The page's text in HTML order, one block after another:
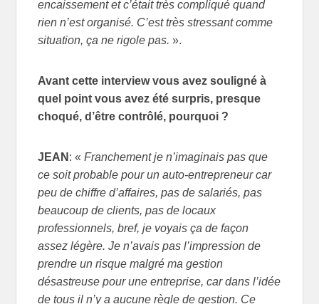
encaissement et c’était très compliqué quand
rien n’est organisé. C’est très stressant comme
situation, ça ne rigole pas.».
Avant cette interview vous avez souligné à
quel point vous avez été surpris, presque
choqué, d’être contrôlé, pourquoi ?
JEAN : «Franchement je n’imaginais pas que
ce soit probable pour un auto-entrepreneur car
peu de chiffre d’affaires, pas de salariés, pas
beaucoup de clients, pas de locaux
professionnels, bref, je voyais ça de façon
assez légère. Je n’avais pas l’impression de
prendre un risque malgré ma gestion
désastreuse pour une entreprise, car dans l’idée
de tous il n’y a aucune règle de gestion. Ce